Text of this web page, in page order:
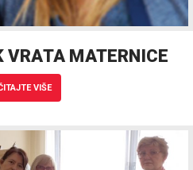
VRATA MATERNICE
VIŠE